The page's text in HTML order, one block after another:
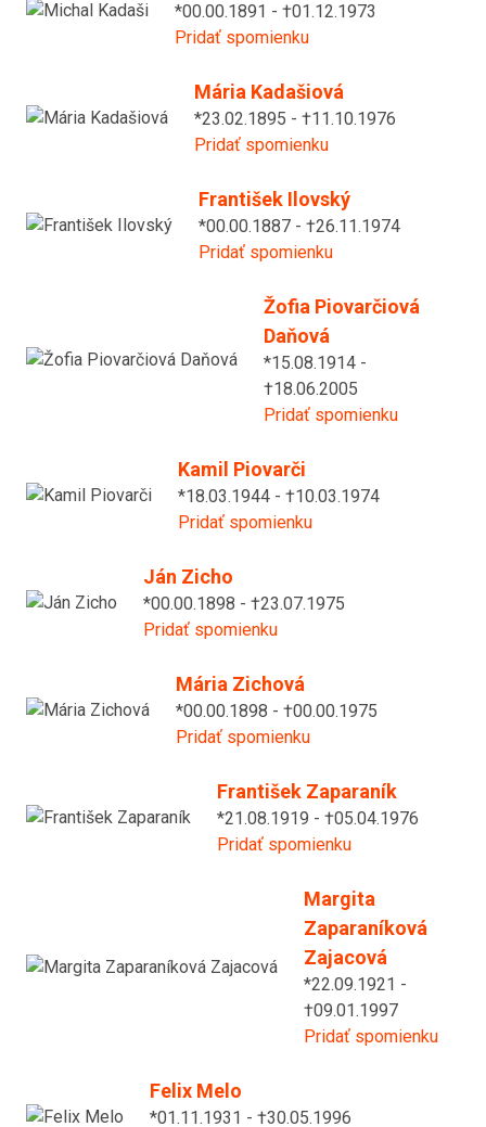
*00.00.1891 - †01.12.1973
Pridať spomienku
Mária Kadašiová
*23.02.1895 - †11.10.1976
Pridať spomienku
František Ilovský
*00.00.1887 - †26.11.1974
Pridať spomienku
Žofia Piovarčiová
Daňová
*15.08.1914 -
†18.06.2005
Pridať spomienku
Kamil Piovarči
*18.03.1944 - †10.03.1974
Pridať spomienku
Ján Zicho
*00.00.1898 - †23.07.1975
Pridať spomienku
Mária Zichová
*00.00.1898 - †00.00.1975
Pridať spomienku
František Zaparaník
*21.08.1919 - †05.04.1976
Pridať spomienku
Margita
Zaparaníková
Zajacová
*22.09.1921 -
†09.01.1997
Pridať spomienku
Felix Melo
*01.11.1931 - †30.05.1996